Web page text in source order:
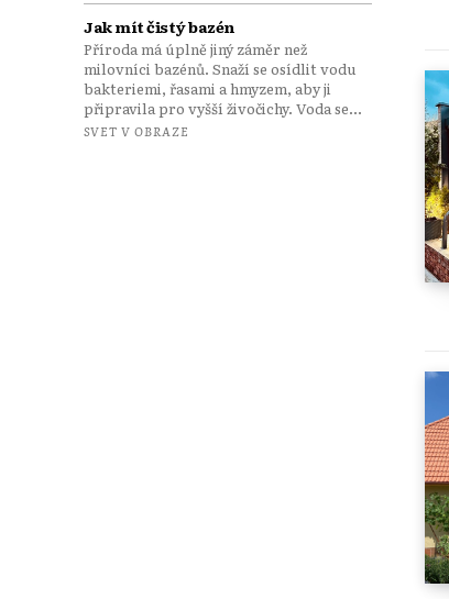
Jak mít čistý bazén
Příroda má úplně jiný záměr než
milovníci bazénů. Snaží se osídlit vodu
bakteriemi, řasami a hmyzem, aby ji
připravila pro vyšší živočichy. Voda se...
SVET V OBRAZE